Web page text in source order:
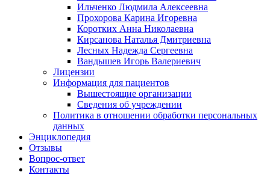
Ильченко Людмила Алексеевна
Прохорова Карина Игоревна
Коротких Анна Николаевна
Кирсанова Наталья Дмитриевна
Лесных Надежда Сергеевна
Вандышев Игорь Валериевич
Лицензии
Информация для пациентов
Вышестоящие организации
Сведения об учреждении
Политика в отношении обработки персональных
данных
Энциклопедия
Отзывы
Вопрос-ответ
Контакты